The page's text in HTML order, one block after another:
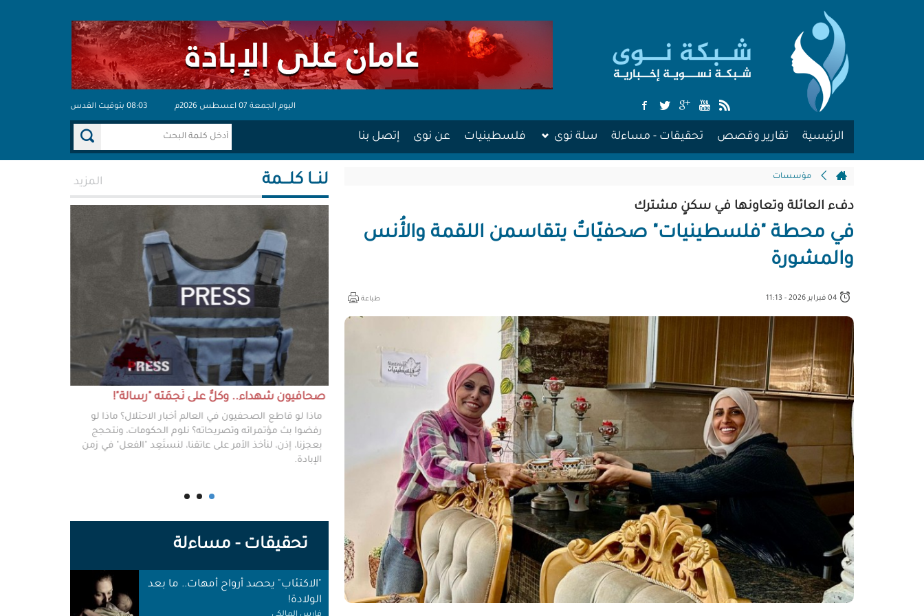
اليوم الجمعة 07 اعسطس 2026م 08:03 بتوقيت القدس
الرئيسية تقارير وقصص تحقيقات - مساءلة سلة نوى فلسطينيات عن نوى إتصل بنا
مؤسسات
دفء العائلة وتعاونها في سكنٍ مشترك
في محطة "فلسطينيات" صحفيّاتٌ يتقاسمن اللقمة والأُنس
والمشورة
طباعة
لنــا كلـــمة المزيد
مش وقته!!
ليس مطلوباً من الصحفي أن يكون مخططًا إستراتيجيًا
ليضع إستراتيجيات عملٍ للهيئات العامة، ولكن من حقه
سؤال من يضعون تلك الاستراتيجيات عن تفاصيلها،
وخططهم في حال حدوث السيناريوهات الأسوأ؟
صحافيون شهداء.. وكلٌّ على نَجمَته "رسالة"!
ماذا لو قاطع الصحفيون في العالم أخبار الاحتلال؟ ماذا لو
رفضوا بث مؤتمراته وتصريحاته؟ نلوم الحكومات، ونتحجج
بعجزنا، إذن، لنأخذ الأمر على عاتقنا، لنستَعِد "الفعل" في زمن
الإبادة.
تحقيقات - مساءلة
الولادة!
صنبورُ دمٍ مفتوح.. هكذا قُتلت نساءٌ
وسط ضجيج "الإبادة" بغزة!